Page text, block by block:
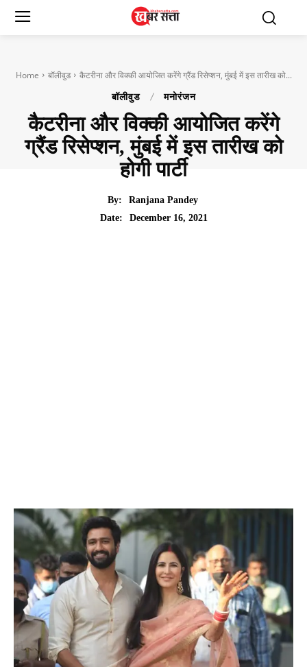
Home बॉलीवुड कैटरीना और विक्की आयोजित करेंगे ग्रैंड रिसेप्शन, मुंबई में इस तारीख को...
बॉलीवुड मनोरंजन
कैटरीना और विक्की आयोजित करेंगे
ग्रैंड रिसेप्शन, मुंबई में इस तारीख को
होगी पार्टी
By:
Ranjana Pandey
Date:
December 16, 2021